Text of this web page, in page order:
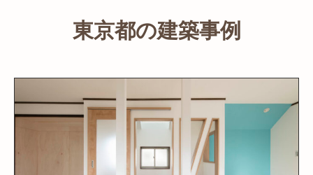
東京都の建築事例